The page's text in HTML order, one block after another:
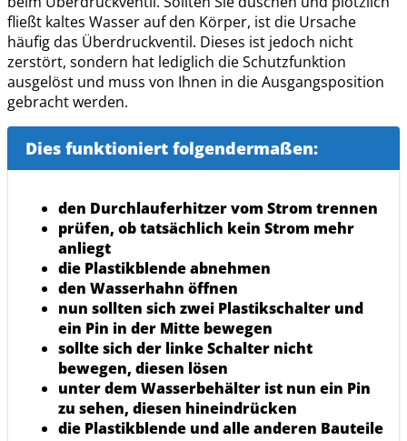
fließt kaltes Wasser auf den Körper, ist die Ursache
häufig das Überdruckventil. Dieses ist jedoch nicht
zerstört, sondern hat lediglich die Schutzfunktion
ausgelöst und muss von Ihnen in die Ausgangsposition
gebracht werden.
Dies funktioniert folgendermaßen:
den Durchlauferhitzer vom Strom trennen
prüfen, ob tatsächlich kein Strom mehr
anliegt
die Plastikblende abnehmen
den Wasserhahn öffnen
nun sollten sich zwei Plastikschalter und
ein Pin in der Mitte bewegen
sollte sich der linke Schalter nicht
bewegen, diesen lösen
unter dem Wasserbehälter ist nun ein Pin
zu sehen, diesen hineindrücken
die Plastikblende und alle anderen Bauteile